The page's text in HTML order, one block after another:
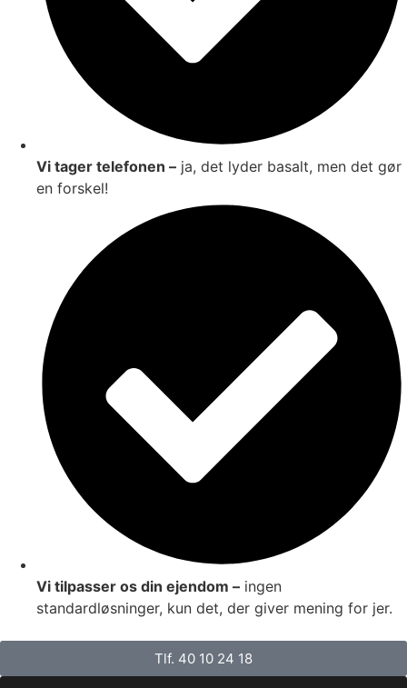
Vi tager telefonen – ja, det lyder basalt, men det gør
en forskel!
Vi tilpasser os din ejendom – ingen
standardløsninger, kun det, der giver mening for jer.
Tlf. 40 10 24 18